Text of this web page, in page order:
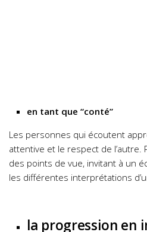
en tant que “conté”
Les personnes qui écoutent
attentive et le respect de l’autre.
des points de vue, invitant à un
les différentes interprétations
la progression en